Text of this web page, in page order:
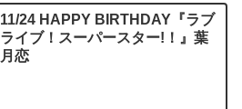
11/24 HAPPY BIRTHDAY『ラブ
ライブ！スーパースター!！』葉
月恋